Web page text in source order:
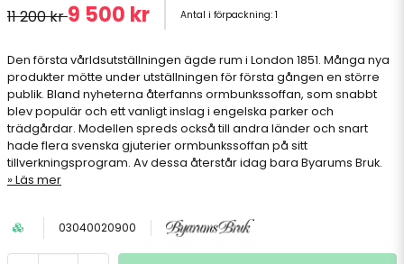
11 200 kr9 500 kr Antal i förpackning: 1
Den första vårldsutställningen ägde rum i London 1851. Många nya
produkter mötte under utställningen för första gången en större
publik. Bland nyheterna återfanns ormbunkssoffan, som snabbt
blev populär och ett vanligt inslag i engelska parker och
trädgårdar. Modellen spreds också till andra länder och snart
hade flera svenska gjuterier ormbunkssoffan på sitt
tillverkningsprogram. Av dessa återstår idag bara Byarums Bruk.
Läs mer
03040020900